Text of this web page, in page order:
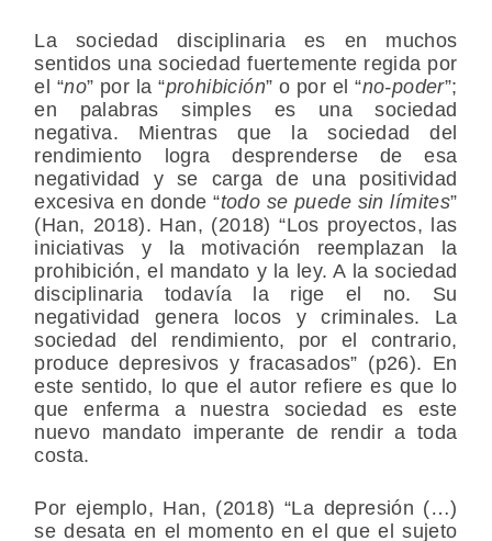
La sociedad disciplinaria es en muchos
sentidos una sociedad fuertemente regida por
el “no” por la “prohibición” o por el “no-poder”;
en palabras simples es una sociedad
negativa. Mientras que la sociedad del
rendimiento logra desprenderse de esa
negatividad y se carga de una positividad
excesiva en donde “todo se puede sin límites”
(Han, 2018). Han, (2018) “Los proyectos, las
iniciativas y la motivación reemplazan la
prohibición, el mandato y la ley. A la sociedad
disciplinaria todavía la rige el no. Su
negatividad genera locos y criminales. La
sociedad del rendimiento, por el contrario,
produce depresivos y fracasados” (p26). En
este sentido, lo que el autor refiere es que lo
que enferma a nuestra sociedad es este
nuevo mandato imperante de rendir a toda
costa.
Por ejemplo, Han, (2018) “La depresión (…)
se desata en el momento en el que el sujeto